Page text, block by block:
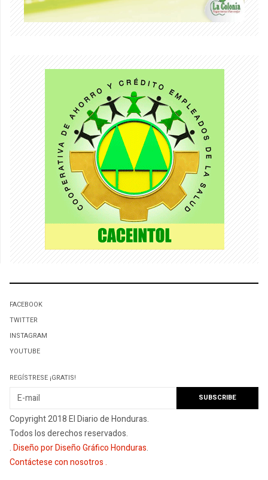
FACEBOOK
TWITTER
INSTAGRAM
YOUTUBE
REGÍSTRESE ¡GRATIS!
Copyright 2018 El Diario de Honduras.
Todos los derechos reservados.
.Diseño por Diseño Gráfico Honduras.
Contáctese con nosotros.